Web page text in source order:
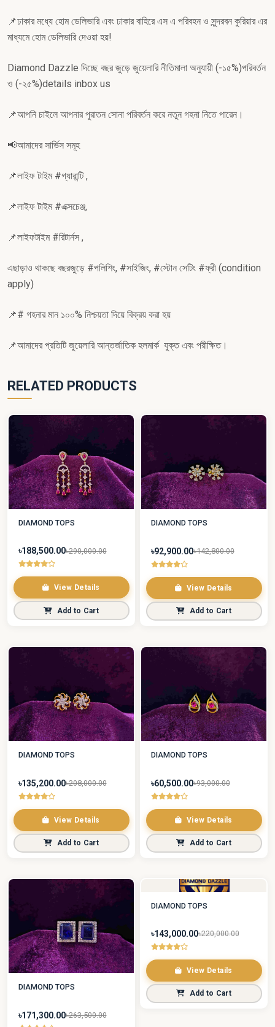
📌ঢাকার মধ্যে হোম ডেলিভারি এবং ঢাকার বাহিরে এস এ পরিবহন ও সুন্দরবন কুরিয়ার এর
মাধ্যমে হোম ডেলিভারি দেওয়া হয়!
Diamond Dazzle দিচ্ছে বছর জুড়ে জুয়েলারি নীতিমালা অনুযায়ী (-১৫%)পরিবর্তন
ও (-২৫%)details inbox us
📌আপনি চাইলে আপনার পুরাতন সোনা পরিবর্তন করে নতুন গহনা নিতে পারেন।
📢আমাদের সার্ভিস সমূহ
📌লাইফ টাইম #গ্যারান্টি ,
📌লাইফ টাইম #এক্সচেঞ্জ,
📌লাইফটাইম #রিটার্নস ,
এছাড়াও থাকছে বছরজুড়ে #পলিশিং, #সাইজিং, #স্টোন সেটিং #ফ্রী (condition
apply)
📌# গহনার মান ১০০% নিশ্চয়তা দিয়ে বিক্রয় করা হয়
📌আমাদের প্রতিটি জুয়েলারি আন্তর্জাতিক হলমার্ক যুক্ত এবং পরীক্ষিত।
RELATED PRODUCTS
DIAMOND TOPS
৳188,500.00৳290,000.00
View Details
Add to Cart
DIAMOND TOPS
৳92,900.00৳142,800.00
View Details
Add to Cart
DIAMOND TOPS
৳135,200.00৳208,000.00
View Details
Add to Cart
DIAMOND TOPS
৳60,500.00৳93,000.00
View Details
Add to Cart
DIAMOND TOPS
৳171,300.00৳263,500.00
DIAMOND TOPS
৳143,000.00৳220,000.00
View Details
Add to Cart